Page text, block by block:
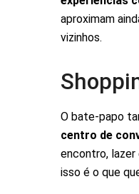
aproximam
vizinhos.
O bate-papo
centro de
encontro, lazer
isso é o que